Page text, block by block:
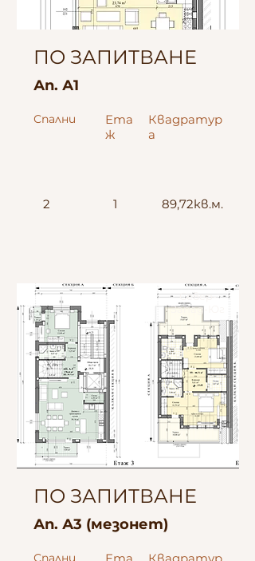
ПО ЗАПИТВАНЕ
Ап. А1
Спални
Ета
ж
Квадратур
а
2 1 89,72кв.м.
Север-
Запад-Юг
ПО ЗАПИТВАНЕ
Ап. А3 (мезонет)
Спални